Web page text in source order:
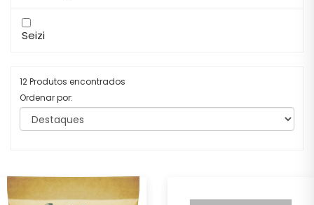
Seizi
12 Produtos encontrados
Ordenar por: